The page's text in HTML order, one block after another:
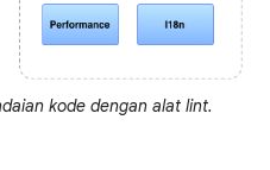
kode dengan alat lint.